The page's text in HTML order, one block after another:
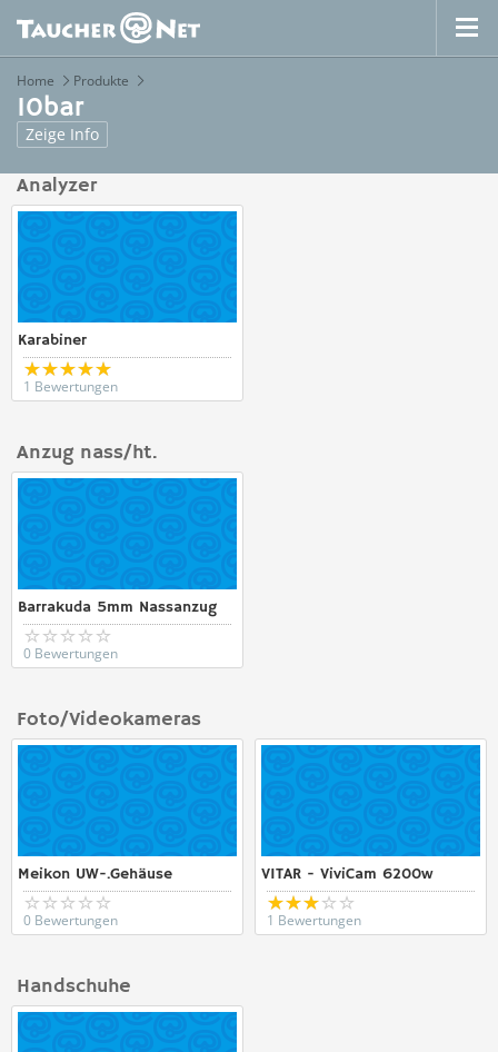
Home Produkte
10bar
Zeige Info
Analyzer
Karabiner
1 Bewertungen
Anzug nass/ht.
Barrakuda 5mm Nassanzug
0 Bewertungen
Foto/Videokameras
Meikon UW-.Gehäuse
0 Bewertungen
VITAR - ViviCam 6200w
1 Bewertungen
Handschuhe